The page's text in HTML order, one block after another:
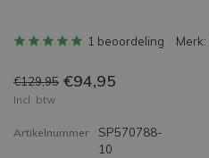
1 beoordeling Merk:
€129,95 €94,95
Incl. btw
Artikelnummer
SP570788-
10